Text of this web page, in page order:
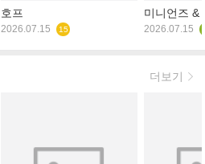
호프
2026.07.15 15
미니언즈 &
2026.07.15
더보기